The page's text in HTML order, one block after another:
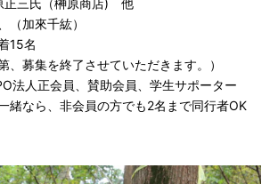
正三氏（榊原商店) 他
（加來千紘）
15名
、募集を終了させていただきます。）
法人正会員、賛助会員、学生サポーター
緒なら、非会員の方でも2名まで同行者OK